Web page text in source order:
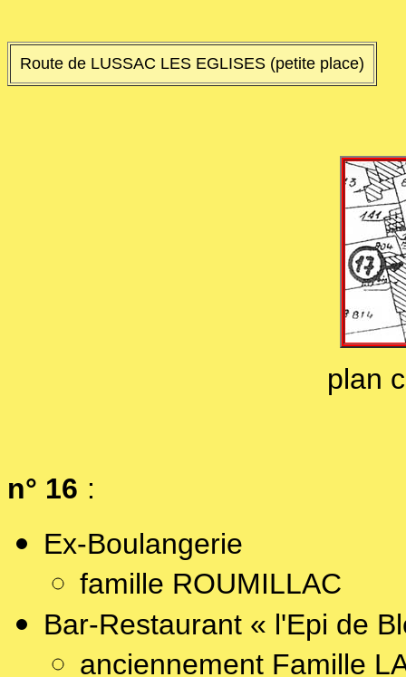
Route de LUSSAC LES EGLISES (petite place)
plan
n° 16 :
Ex-Boulangerie
famille ROUMILLAC
Bar-Restaurant « l'Epi de
anciennement Famille